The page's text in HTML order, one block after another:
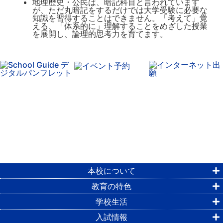
が、ただ丸暗記をするだけでは大学受験に必要な
知識を習得することはできません。「考えて」覚
える、「体系的に」理解することをめざした授業
を展開し、論理的思考力を育てます。
本校について
教育の特色
学校生活
入試情報